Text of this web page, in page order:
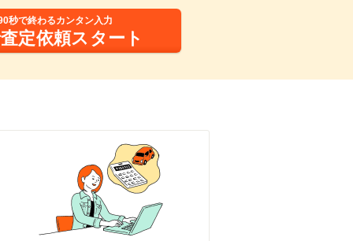
秒で終わるカンタン入力
定依頼スタート